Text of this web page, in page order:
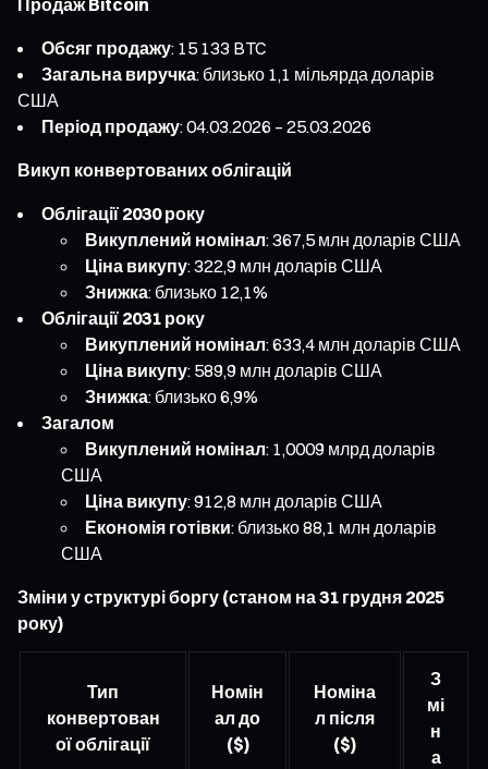
Обсяг продажу: 15 133 BTC
Загальна виручка: близько 1,1 мільярда доларів
США
Період продажу: 04.03.2026 – 25.03.2026
Викуп конвертованих облігацій
Облігації 2030 року
Викуплений номінал: 367,5 млн доларів США
Ціна викупу: 322,9 млн доларів США
Знижка: близько 12,1%
Облігації 2031 року
Викуплений номінал: 633,4 млн доларів США
Ціна викупу: 589,9 млн доларів США
Знижка: близько 6,9%
Загалом
Викуплений номінал: 1,0009 млрд доларів
США
Ціна викупу: 912,8 млн доларів США
Економія готівки: близько 88,1 млн доларів
США
Зміни у структурі боргу (станом на 31 грудня 2025
року)
Тип
конвертован
ої облігації
Номін
ал до
($)
Номіна
л після
($)
З
мі
н
а